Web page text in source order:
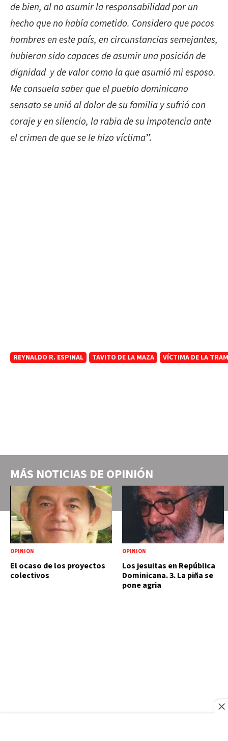
de bien, al no asumir la responsabilidad por un
hecho que no había cometido. Considero que pocos
hombres en este país, en circunstancias semejantes,
hubieran sido capaces de asumir una posición de
dignidad y de valor como la que asumió mi esposo.
Me consuela saber que el pueblo dominicano
sensato se unió al dolor de su familia y sufrió con
coraje y en silencio, la rabia de su impotencia ante
el crimen de que se le hizo víctima”.
REYNALDO R. ESPINAL TAVITO DE LA MAZA VÍCTIMA DE LA
MÁS NOTICIAS DE OPINIÓN
OPINIÓN
El ocaso de los proyectos
colectivos
OPINIÓN
Los jesuitas en República
Dominicana. 3. La piña se
pone agria